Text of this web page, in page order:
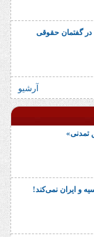
در گفتمان حقوقی
آرشیو
تمدنی»
و ایران نمی‌کند!